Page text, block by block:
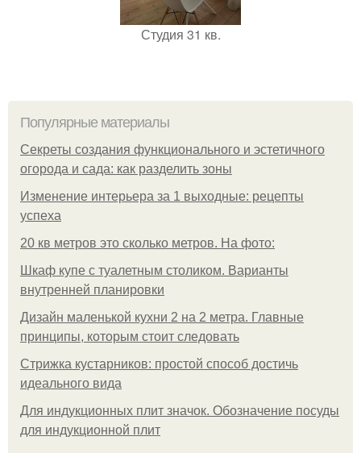
Студия 31 кв.
Популярные материалы
Секреты создания функционального и эстетичного
огорода и сада: как разделить зоны
Изменение интерьера за 1 выходные: рецепты
успеха
20 кв метров это сколько метров. На фото:
Шкаф купе с туалетным столиком. Варианты
внутренней планировки
Дизайн маленькой кухни 2 на 2 метра. Главные
принципы, которым стоит следовать
Стрижка кустарников: простой способ достичь
идеального вида
Для индукционных плит значок. Обозначение посуды
для индукционной плит